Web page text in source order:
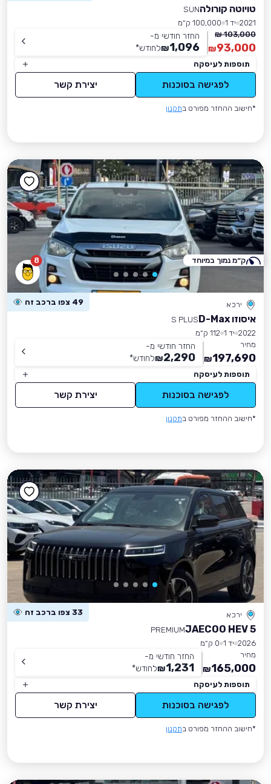
טויוטה קורולהSUN
2021 יד 1
100,000 ק״מ
103,000 ₪
93,000
₪
החזר חודשי מ-
1,096
₪לחודש*
תוספות לעיסקה
לפגישה בסוכנות יצירת קשר
*חישוב ההחזר מפורט בתקנון
8
ירכא 49 צפו ברכב זה
איסוזו D-Max
S PLUS
2022 יד 1
112 ק״מ
מחיר
197,690
₪
החזר חודשי מ-
2,290
₪לחודש*
תוספות לעיסקה
לפגישה בסוכנות יצירת קשר
*חישוב ההחזר מפורט בתקנון
ק״מ נמוך במיוחד
ירכא 33 צפו ברכב זה
JAECOO HEV 5
PREMIUM
2026 יד 1
0 ק״מ
מחיר
165,000
₪
החזר חודשי מ-
1,231
₪לחודש*
תוספות לעיסקה
לפגישה בסוכנות יצירת קשר
*חישוב ההחזר מפורט בתקנון